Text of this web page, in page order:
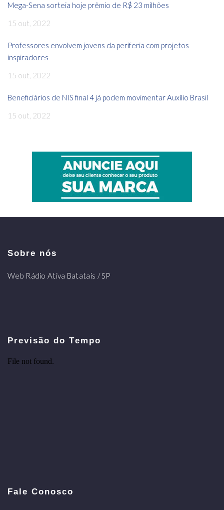
Mega-Sena sorteia hoje prêmio de R$ 23 milhões
15 out, 2022
Professores envolvem jovens da periferia com projetos
inspiradores
15 out, 2022
Beneficiários de NIS final 4 já podem movimentar Auxílio Brasil
15 out, 2022
Sobre nós
Web Rádio Ativa Batatais / SP
Previsão do Tempo
Fale Conosco